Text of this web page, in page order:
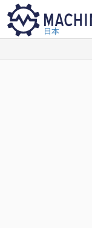
日本